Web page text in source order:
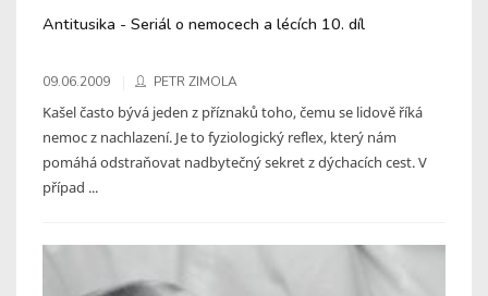
Antitusika - Seriál o nemocech a lécích 10. díl
09.06.2009 PETR ZIMOLA
Kašel často bývá jeden z příznaků toho, čemu se lidově říká
nemoc z nachlazení. Je to fyziologický reflex, který nám
pomáhá odstraňovat nadbytečný sekret z dýchacích cest. V
případ ...